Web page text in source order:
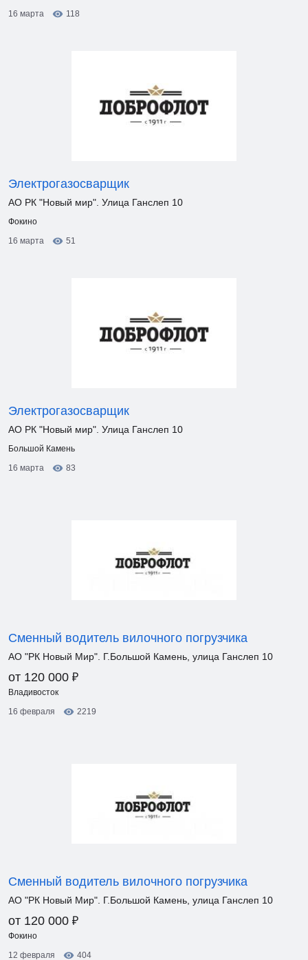
16 марта
118
Электрогазосварщик
АО РК "Новый мир". Улица Ганслеп 10
Фокино
16 марта
51
Электрогазосварщик
АО РК "Новый мир". Улица Ганслеп 10
Большой Камень
16 марта
83
Сменный водитель вилочного погрузчика
АО "РК Новый Мир". Г.Большой Камень, улица Ганслеп 10
от 120 000 ₽
Владивосток
16 февраля
2219
Сменный водитель вилочного погрузчика
АО "РК Новый Мир". Г.Большой Камень, улица Ганслеп 10
от 120 000 ₽
Фокино
12 февраля
404